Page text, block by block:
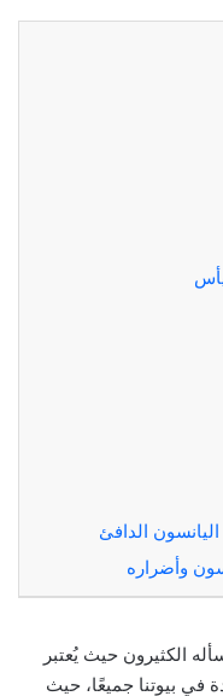
الدافئ
وأضراره
الكثيرون حيث يُعتبر
في بيوتنا جميعًا، حيث